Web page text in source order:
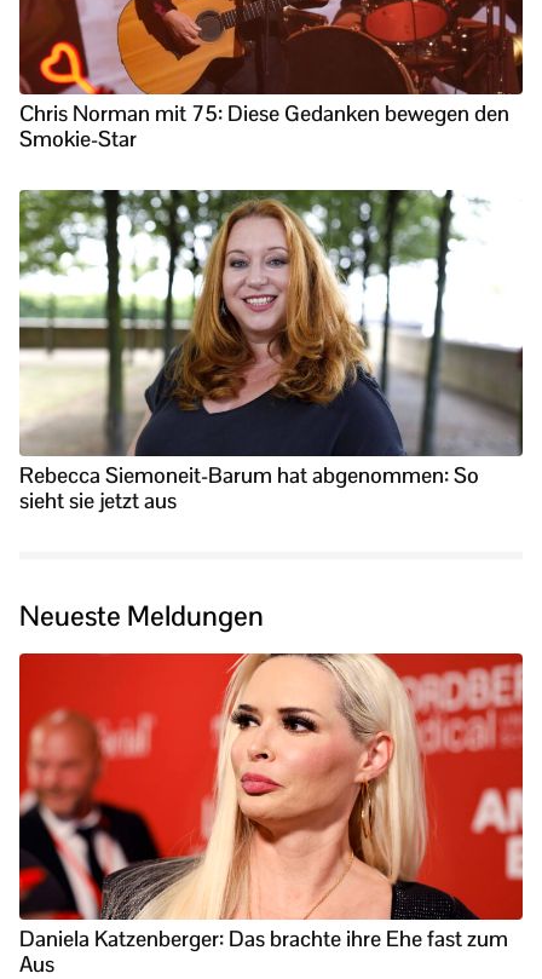
Chris Norman mit 75: Diese Gedanken bewegen den
Smokie-Star
Rebecca Siemoneit-Barum hat abgenommen: So
sieht sie jetzt aus
Neueste Meldungen
Daniela Katzenberger: Das brachte ihre Ehe fast zum
Aus